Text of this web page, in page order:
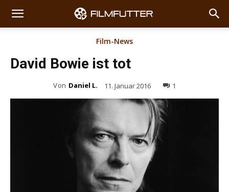
Film-News
David Bowie ist tot
Von Daniel L. 11. Januar 2016 1